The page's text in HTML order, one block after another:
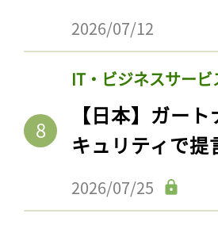
2026/07/12
IT・ビジネスサービ
【日本】ガー
キュリティで
2026/07/25